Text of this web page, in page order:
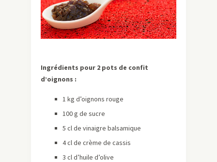
Ingrédients pour 2 pots de confit
d’oignons :
1 kg d’oignons rouge
100 g de sucre
5 cl de vinaigre balsamique
4 cl de crème de cassis
3 cl d’huile d’olive